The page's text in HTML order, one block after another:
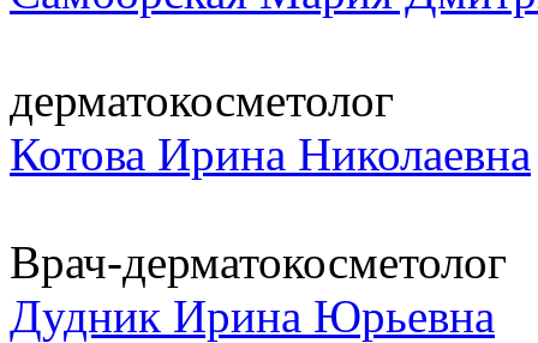
дерматокосметолог
Котова Ирина Николаевна
Врач-дерматокосметолог
Дудник Ирина Юрьевна